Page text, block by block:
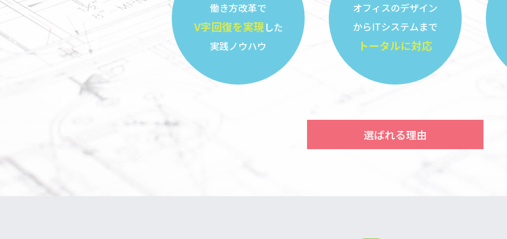
働き方改革で
V字回復を実現した
実践ノウハウ
オフィスのデザイン
からITシステムまで
トータルに対応
選ばれる理由